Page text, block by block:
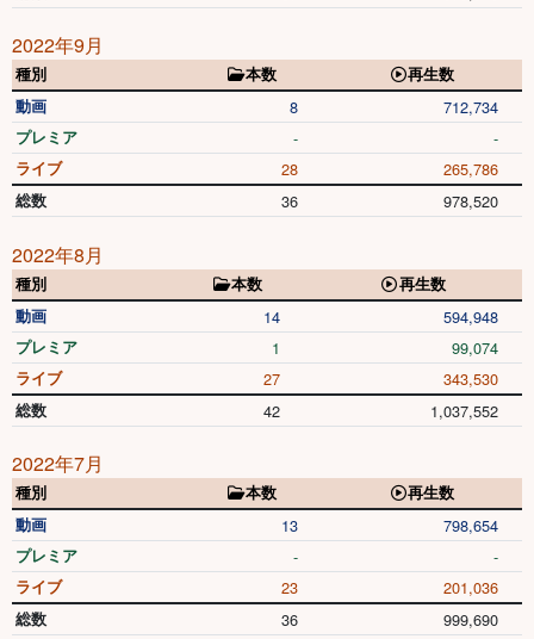
2022年9月
種別 本数
再生数
動画
8 712,734
プレミア - -
ライブ 28 265,786
総数 36 978,520
2022年8月
種別 本数
再生数
動画
14 594,948
プレミア 1 99,074
ライブ 27 343,530
総数 42 1,037,552
2022年7月
種別 本数
再生数
動画
13 798,654
プレミア - -
ライブ 23 201,036
総数 36 999,690